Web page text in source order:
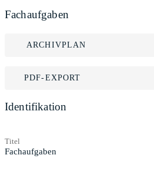
Fachaufgaben
ARCHIVPLAN
PDF-EXPORT
Identifikation
Titel
Fachaufgaben